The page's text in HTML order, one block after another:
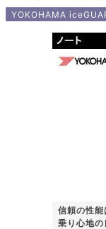
YOKOHAMA
信頼の性
乗り心地